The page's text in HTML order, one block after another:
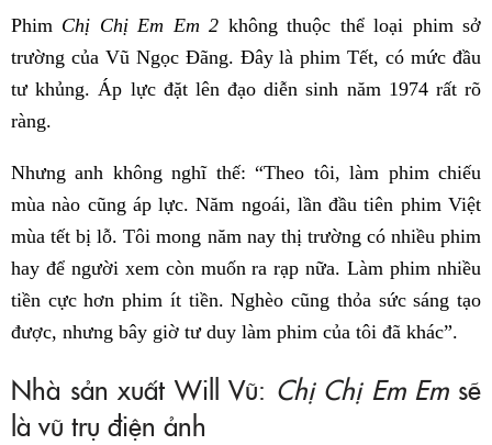
Phim Chị Chị Em Em 2 không thuộc thể loại phim sở
trường của Vũ Ngọc Đãng. Đây là phim Tết, có mức đầu
tư khủng. Áp lực đặt lên đạo diễn sinh năm 1974 rất rõ
ràng.
Nhưng anh không nghĩ thế: “Theo tôi, làm phim chiếu
mùa nào cũng áp lực. Năm ngoái, lần đầu tiên phim Việt
mùa tết bị lỗ. Tôi mong năm nay thị trường có nhiều phim
hay để người xem còn muốn ra rạp nữa. Làm phim nhiều
tiền cực hơn phim ít tiền. Nghèo cũng thỏa sức sáng tạo
được, nhưng bây giờ tư duy làm phim của tôi đã khác”.
Nhà sản xuất Will Vũ: Chị Chị Em Emsẽ
là vũ trụ điện ảnh